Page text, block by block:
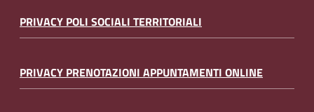
PRIVACY POLI SOCIALI TERRITORIALI
PRIVACY PRENOTAZIONI APPUNTAMENTI ONLINE